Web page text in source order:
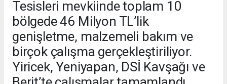
Tesisleri mevkiinde toplam 10
bölgede 46 Milyon TL’lik
genişletme, malzemeli bakım ve
birçok çalışma gerçekleştiriliyor.
Yiricek, Yeniyapan, DSİ Kavşağı ve